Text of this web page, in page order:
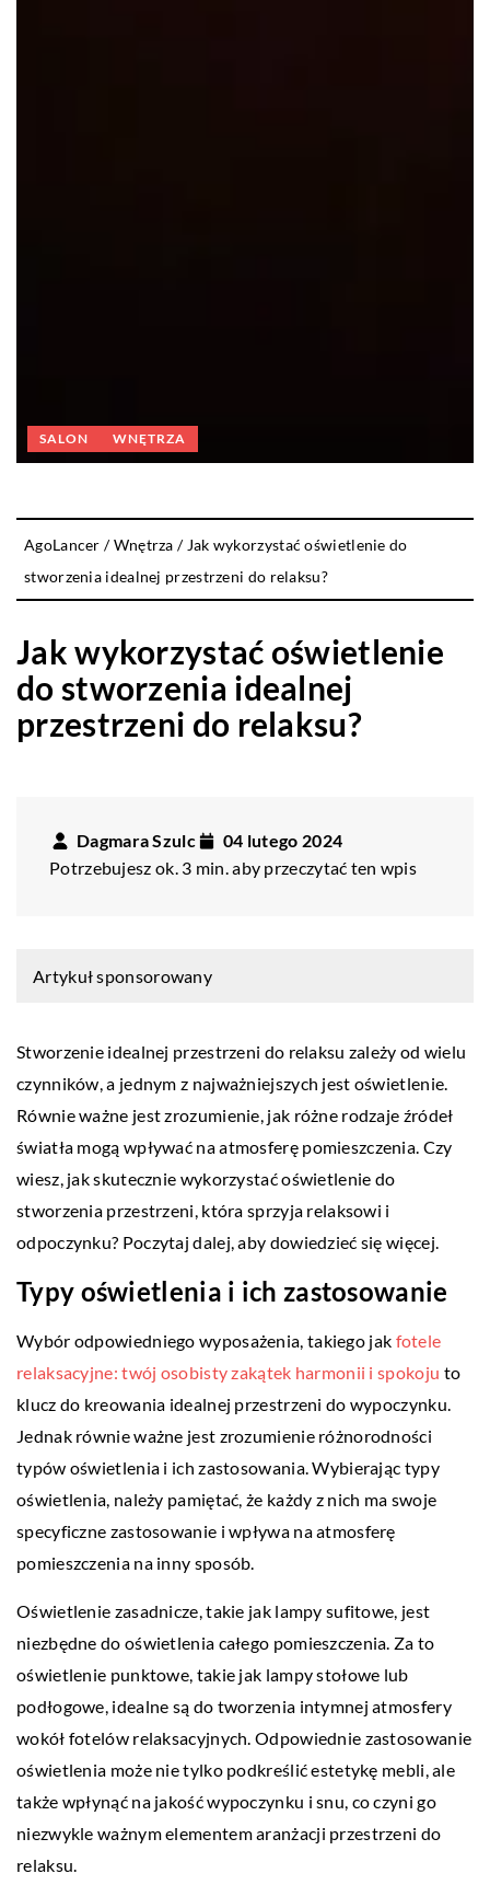
SALON WNĘTRZA
AgoLancer /Wnętrza / Jak wykorzystać oświetlenie do
stworzenia idealnej przestrzeni do relaksu?
Jak wykorzystać oświetlenie
do stworzenia idealnej
przestrzeni do relaksu?
Dagmara Szulc
04 lutego 2024
Potrzebujesz ok. 3 min. aby przeczytać ten wpis
Artykuł sponsorowany
Stworzenie idealnej przestrzeni do relaksu zależy od wielu
czynników, a jednym z najważniejszych jest oświetlenie.
Równie ważne jest zrozumienie, jak różne rodzaje źródeł
światła mogą wpływać na atmosferę pomieszczenia. Czy
wiesz, jak skutecznie wykorzystać oświetlenie do
stworzenia przestrzeni, która sprzyja relaksowi i
odpoczynku? Poczytaj dalej, aby dowiedzieć się więcej.
Typy oświetlenia i ich zastosowanie
Wybór odpowiedniego wyposażenia, takiego jak fotele
relaksacyjne: twój osobisty zakątek harmonii i spokoju to
klucz do kreowania idealnej przestrzeni do wypoczynku.
Jednak równie ważne jest zrozumienie różnorodności
typów oświetlenia i ich zastosowania. Wybierając typy
oświetlenia, należy pamiętać, że każdy z nich ma swoje
specyficzne zastosowanie i wpływa na atmosferę
pomieszczenia na inny sposób.
Oświetlenie zasadnicze, takie jak lampy sufitowe, jest
niezbędne do oświetlenia całego pomieszczenia. Za to
oświetlenie punktowe, takie jak lampy stołowe lub
podłogowe, idealne są do tworzenia intymnej atmosfery
wokół fotelów relaksacyjnych. Odpowiednie zastosowanie
oświetlenia może nie tylko podkreślić estetykę mebli, ale
także wpłynąć na jakość wypoczynku i snu, co czyni go
niezwykle ważnym elementem aranżacji przestrzeni do
relaksu.